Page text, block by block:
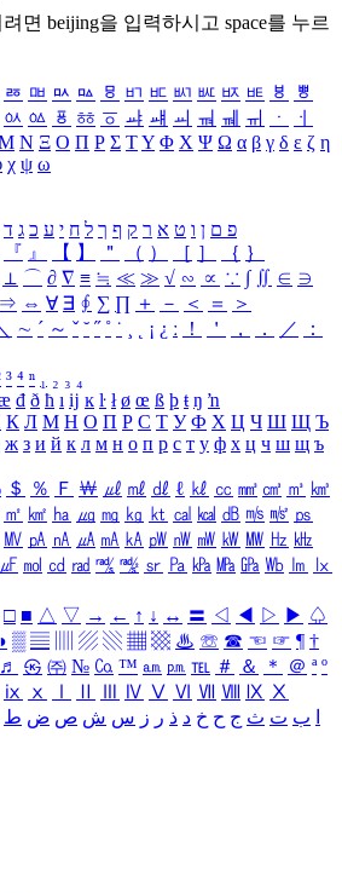
면 beijing을 입력하시고 space를 누르
ㅭ ㅮ ㅯ ㅰ ㅱ ㅲ ㅳ ㅴ ㅵ ㅶ ㅷ ㅸ
ㅹ
ㆂ ㆃ ㆄ ㆅ ㆆ ㆇ ㆈ ㆉ ㆊ ㆋ ㆌ ㆍ
ㆎ
Ν Ξ Ο Π Ρ Σ ΤΥ Φ Χ Ψ Ω α β γ δ ε ζ η
χ ψ ω
פ ם ן ו ט א ר ק ף ך ל ח י ע כ ג ד
『 』 【 】 ＂ （ ） ［ ］ ｛ ｝
⊥ ⌒ ∂ ∇ ≡ ≒ ≪ ≫ √ ∽ ∝ ∵ ∫ ∬ ∈ ∋
⇒ ⇔ ∀ ∃ ∮ ∑ ∏ ＋ － ＜ ＝
＞
∼ ´ ～ ˇ ˘ ˝ ˚ ˙ ¸ ¡ ¿ ː ！ ＇ ， ． ／
：
³ ⁴ ⁿ ₁ ₂ ₃ ₄
đ ð ħ ı ĳ ĸ ŀ ł ø œ ß þ ŧ ŋ ŉ
К Л М Н О П Р С Т У Ф Х Ц Ч Ш Щ Ъ
ж з и й к л м н о п р с т у ф х ц ч ш щ ъ
＄ ％ Ｆ ￦ ㎕ ㎖ ㎗ ℓ ㎘ ㏄ ㎣ ㎤ ㎥ ㎦
㎡ ㎢ ㏊ ㎍ ㎎ ㎏ ㏏ ㎈ ㎉ ㏈ ㎧ ㎨ ㎰
㎹ ㎀ ㎁ ㎂ ㎃ ㎄ ㎺ ㎻ ㎽ ㎾ ㎿ ㎐ ㎑
㎌ ㏖ ㏅ ㎭ ㎮ ㎯ ㏛ ㎩ ㎪ ㎫ ㎬ ㏝ ㏐
㏓
□ ■ △ ▽ → ← ↑ ↓ ↔ 〓 ◁ ◀ ▷ ▶ ♤
◑ ▒ ▤ ▨ ▧ ▦ ▩ ♨ ☏ ☎ ☜ ☞ ¶ †
♬ ㉿ ㈜ № ㏇ ™ ㏂ ㏘ ℡ ＃ ＆ ＊ ＠ ª º
ⅸ ⅹ Ⅳ Ⅴ Ⅵ Ⅶ Ⅷ Ⅸ Ⅹ
ب ت ث ج ح خ د ذ ر ز س ش ص ض ط